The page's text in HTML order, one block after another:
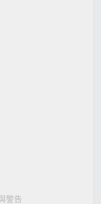
警告